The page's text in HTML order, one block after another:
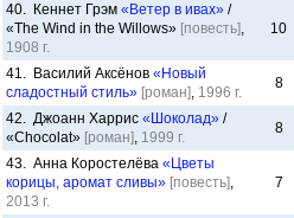
40. Кеннет Грэм «Ветер в ивах» /
«The Wind in the Willows» [повесть],
1908 г.
10
41. Василий Аксёнов «Новый
сладостный стиль» [роман], 1996 г.
8
42. Джоанн Харрис «Шоколад» /
«Chocolat» [роман], 1999 г.
8
43. Анна Коростелёва «Цветы
корицы, аромат сливы» [повесть],
2013 г.
7